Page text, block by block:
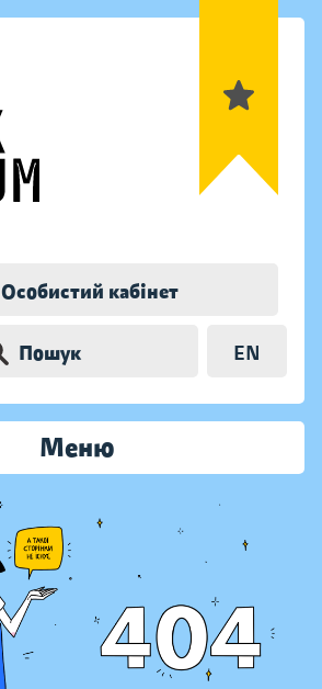
Особистий кабінет
Пошук EN
Меню